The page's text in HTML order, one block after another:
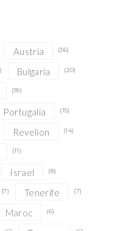
Austria (36)
Bulgaria (20)
(18)
Portugalia (15)
Revelion (14)
(11)
Israel (8)
(7) Tenerife (7)
Maroc (6)